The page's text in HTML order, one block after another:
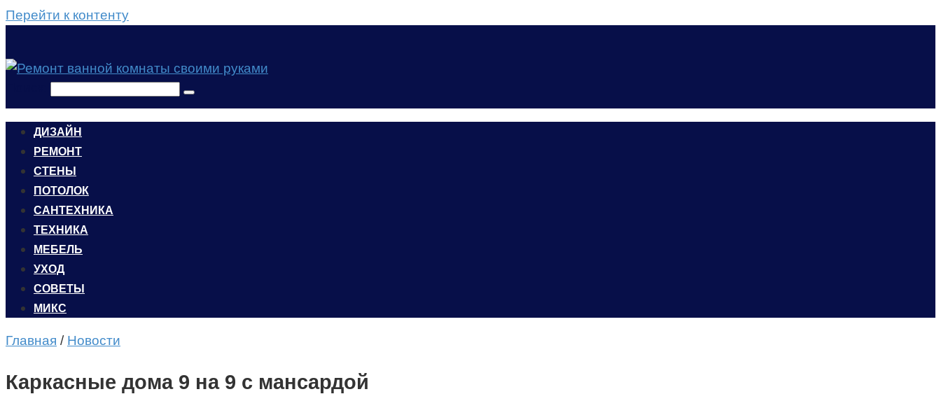
Перейти к контенту
ДИЗАЙН
РЕМОНТ
СТЕНЫ
ПОТОЛОК
САНТЕХНИКА
ТЕХНИКА
МЕБЕЛЬ
УХОД
CОВЕТЫ
МИКС
Главная / Новости
Каркасные дома 9 на 9 с мансардой